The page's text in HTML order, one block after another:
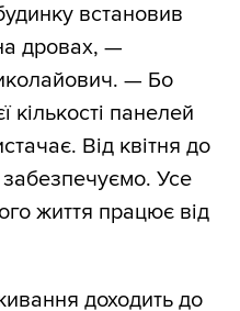
встановив
дровах, —
— Бо
кількості панелей
Від квітня до
Усе
життя працює від
доходить до